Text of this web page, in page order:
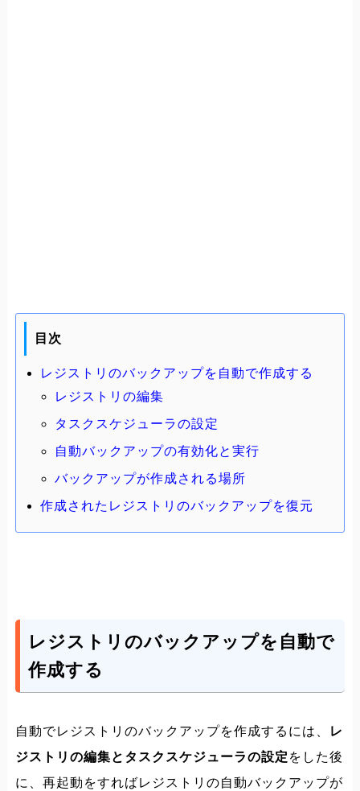
目次
レジストリのバックアップを自動で作成する
レジストリの編集
タスクスケジューラの設定
自動バックアップの有効化と実行
バックアップが作成される場所
作成されたレジストリのバックアップを復元
レジストリのバックアップを自動で
作成する
自動でレジストリのバックアップを作成するには、
レ
ジストリの編集とタスクスケジューラの設定 をした後
に、再起動をすればレジストリの自動バックアップが